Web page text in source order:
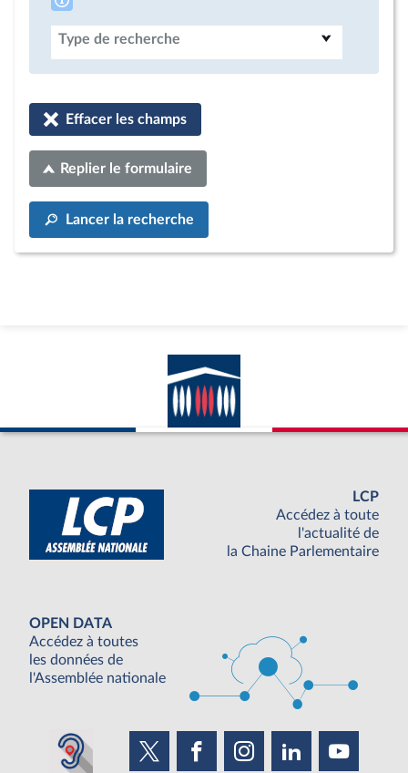
Type de recherche
Effacer les champs
Replier le formulaire
Lancer la recherche
LCP
Accédez à toute
l'actualité de
la Chaine Parlementaire
OPEN DATA
Accédez à toutes
les données de
l'Assemblée nationale